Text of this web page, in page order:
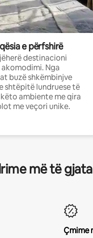
e përfshirë
destinacioni
Nga
buzë shkëmbinjve
shtëpitë lundruese të
ambiente me qira
me veçori unike.
më të gjata
Çmime